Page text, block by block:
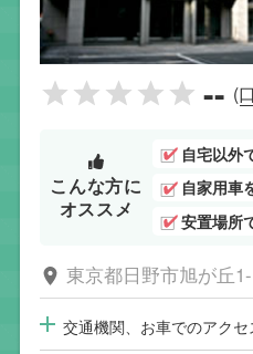
-- (
こんな方に
オススメ
自宅以外
自家用車
安置場所
東京都日野市旭が丘
交通機関、お車でのアク